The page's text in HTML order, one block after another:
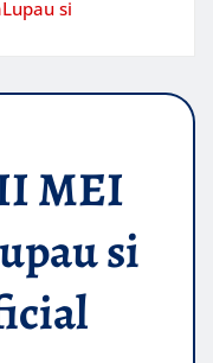
si
MEI
si